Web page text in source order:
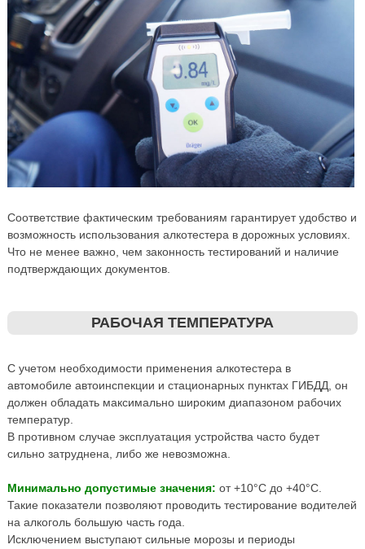
Соответствие фактическим требованиям гарантирует удобство и
возможность использования алкотестера в дорожных условиях.
Что не менее важно, чем законность тестирований и наличие
подтверждающих документов.
РАБОЧАЯ ТЕМПЕРАТУРА
С учетом необходимости применения алкотестера в
автомобиле автоинспекции и стационарных пунктах ГИБДД, он
должен обладать максимально широким диапазоном рабочих
температур.
В противном случае эксплуатация устройства часто будет
сильно затруднена, либо же невозможна.
Минимально допустимые значения: от +10°С до +40°С.
Такие показатели позволяют проводить тестирование водителей
на алкоголь большую часть года.
Исключением выступают сильные морозы и периоды